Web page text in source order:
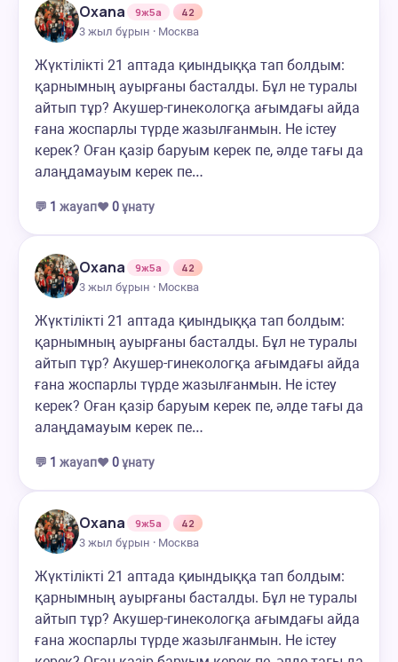
Oxana 9ж5а
42
3 жыл бұрын · Москва
Жүктілікті 21 аптада қиындыққа тап болдым:
қарнымның ауырғаны басталды. Бұл не туралы
айтып тұр? Акушер-гинекологқа ағымдағы айда
ғана жоспарлы түрде жазылғанмын. Не істеу
керек? Оған қазір баруым керек пе, әлде тағы да
алаңдамауым керек пе…
💬 1 жауап❤️ 0ұнату
Oxana 9ж5а
42
3 жыл бұрын · Москва
Жүктілікті 21 аптада қиындыққа тап болдым:
қарнымның ауырғаны басталды. Бұл не туралы
айтып тұр? Акушер-гинекологқа ағымдағы айда
ғана жоспарлы түрде жазылғанмын. Не істеу
керек? Оған қазір баруым керек пе, әлде тағы да
алаңдамауым керек пе…
💬 1 жауап❤️ 0ұнату
Oxana 9ж5а
42
3 жыл бұрын · Москва
Жүктілікті 21 аптада қиындыққа тап болдым:
қарнымның ауырғаны басталды. Бұл не туралы
айтып тұр? Акушер-гинекологқа ағымдағы айда
ғана жоспарлы түрде жазылғанмын. Не істеу